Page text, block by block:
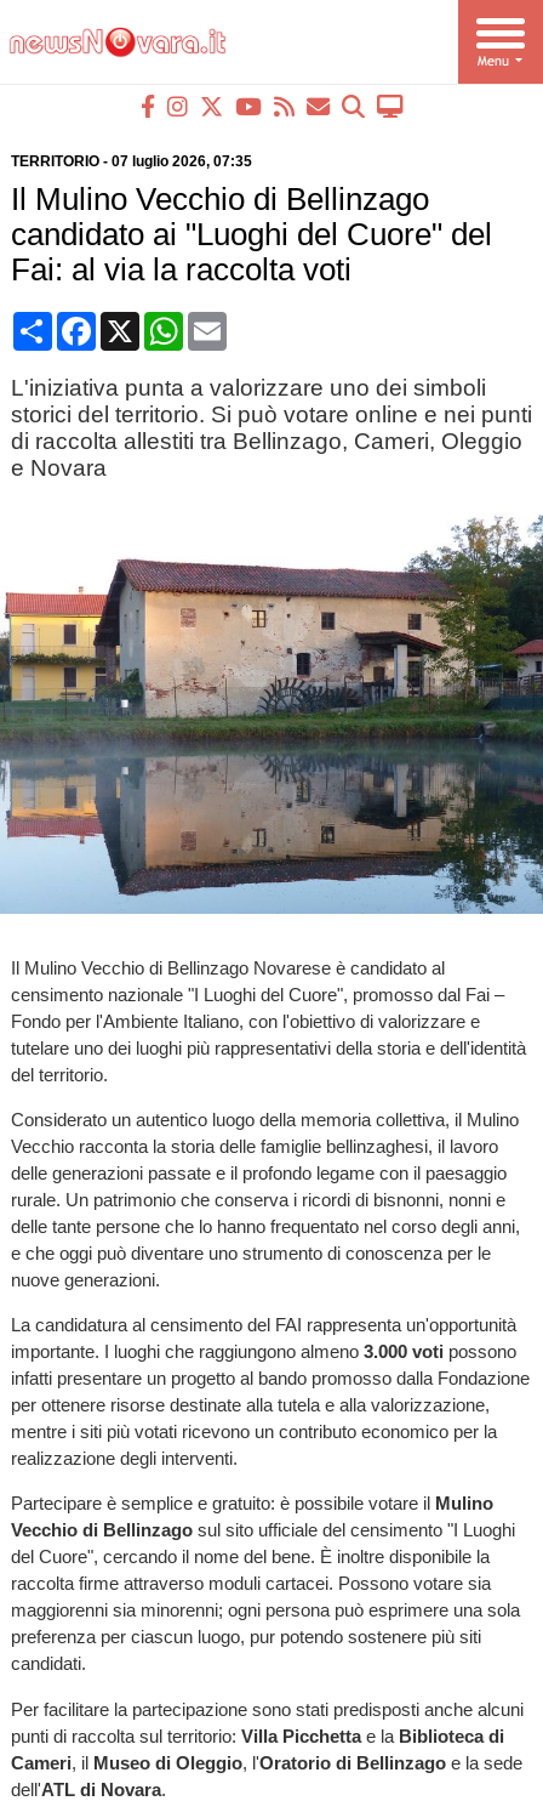
TERRITORIO- 07 luglio 2026, 07:35
Il Mulino Vecchio di Bellinzago
candidato ai "Luoghi del Cuore" del
Fai: al via la raccolta voti
CondividiFacebook
X WhatsApp
Email
L'iniziativa punta a valorizzare uno dei simboli
storici del territorio. Si può votare online e nei punti
di raccolta allestiti tra Bellinzago, Cameri, Oleggio
e Novara
Il Mulino Vecchio di Bellinzago Novarese è candidato al
censimento nazionale "I Luoghi del Cuore", promosso dal Fai –
Fondo per l'Ambiente Italiano, con l'obiettivo di valorizzare e
tutelare uno dei luoghi più rappresentativi della storia e dell'identità
del territorio.
Considerato un autentico luogo della memoria collettiva, il Mulino
Vecchio racconta la storia delle famiglie bellinzaghesi, il lavoro
delle generazioni passate e il profondo legame con il paesaggio
rurale. Un patrimonio che conserva i ricordi di bisnonni, nonni e
delle tante persone che lo hanno frequentato nel corso degli anni,
e che oggi può diventare uno strumento di conoscenza per le
nuove generazioni.
La candidatura al censimento del FAI rappresenta un'opportunità
importante. I luoghi che raggiungono almeno 3.000 voti possono
infatti presentare un progetto al bando promosso dalla Fondazione
per ottenere risorse destinate alla tutela e alla valorizzazione,
mentre i siti più votati ricevono un contributo economico per la
realizzazione degli interventi.
Partecipare è semplice e gratuito: è possibile votare il Mulino
Vecchio di Bellinzagosul sito ufficiale del censimento "I Luoghi
del Cuore", cercando il nome del bene. È inoltre disponibile la
raccolta firme attraverso moduli cartacei. Possono votare sia
maggiorenni sia minorenni; ogni persona può esprimere una sola
preferenza per ciascun luogo, pur potendo sostenere più siti
candidati.
Per facilitare la partecipazione sono stati predisposti anche alcuni
punti di raccolta sul territorio: Villa Picchettae la Biblioteca di
Cameri, il Museo di Oleggio, l'Oratorio di Bellinzagoe la sede
dell'ATL di Novara.